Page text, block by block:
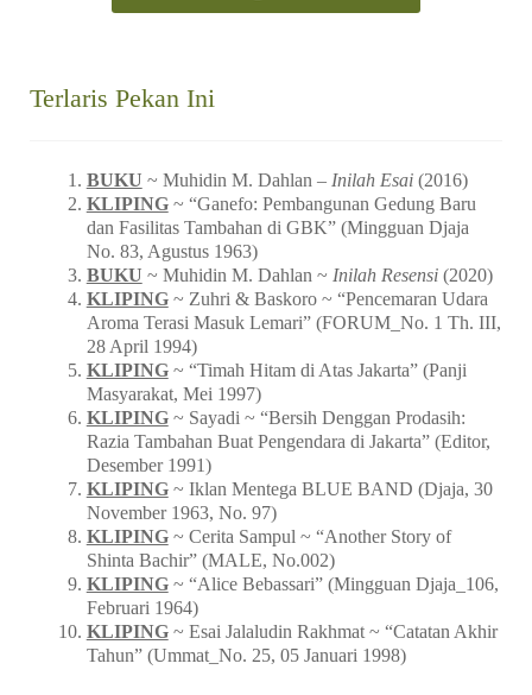
Terlaris Pekan Ini
BUKU ~ Muhidin M. Dahlan – Inilah Esai(2016)
KLIPING~ “Ganefo: Pembangunan Gedung Baru
dan Fasilitas Tambahan di GBK” (Mingguan Djaja
No. 83, Agustus 1963)
BUKU ~ Muhidin M. Dahlan ~ Inilah Resensi(2020)
KLIPING~ Zuhri & Baskoro ~ “Pencemaran Udara
Aroma Terasi Masuk Lemari” (FORUM_No. 1 Th. III,
28 April 1994)
KLIPING~ “Timah Hitam di Atas Jakarta” (Panji
Masyarakat, Mei 1997)
KLIPING~ Sayadi ~ “Bersih Denggan Prodasih:
Razia Tambahan Buat Pengendara di Jakarta” (Editor,
Desember 1991)
KLIPING~ Iklan Mentega BLUE BAND (Djaja, 30
November 1963, No. 97)
KLIPING~ Cerita Sampul ~ “Another Story of
Shinta Bachir” (MALE, No.002)
KLIPING~ “Alice Bebassari” (Mingguan Djaja_106,
Februari 1964)
KLIPING~ Esai Jalaludin Rakhmat ~ “Catatan Akhir
Tahun” (Ummat_No. 25, 05 Januari 1998)